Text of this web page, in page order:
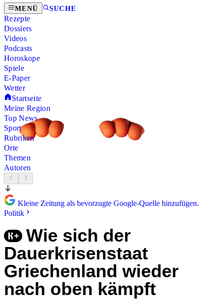
MENÜ SUCHE
Rezepte
Dossiers
Videos
Podcasts
Horoskope
Spiele
E-Paper
Wetter
Startseite
Meine Region
Top News
Sport
Rubriken
Orte
Themen
Autoren
Kleine Zeitung als bevorzugte Google-Quelle hinzufügen.
Politik
Wie sich der
Dauerkrisenstaat
Griechenland wieder
nach oben kämpft